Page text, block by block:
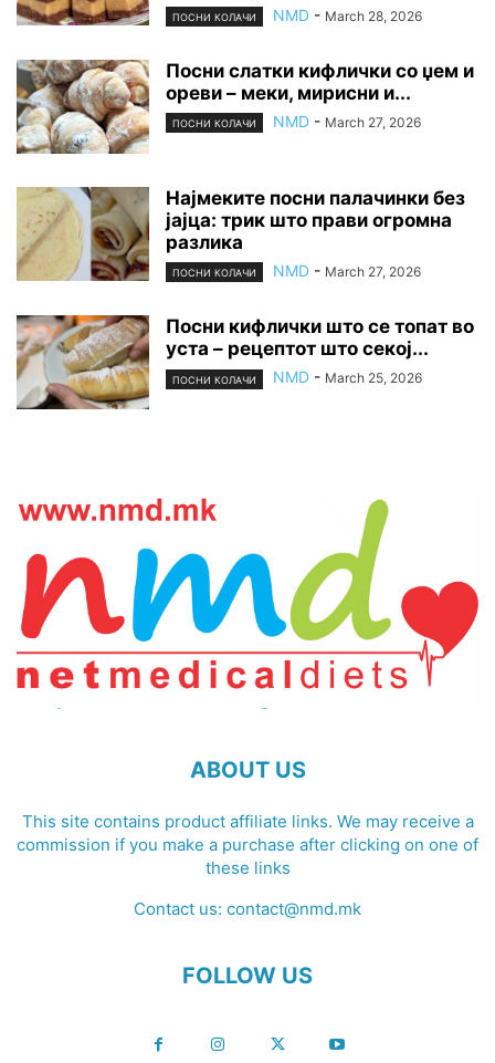
ПОСНИ КОЛАЧИ NMD - March 28, 2026
Посни слатки кифлички со џем и
ореви – меки, мирисни и...
ПОСНИ КОЛАЧИ NMD - March 27, 2026
Најмеките посни палачинки без
јајца: трик што прави огромна
разлика
ПОСНИ КОЛАЧИ NMD - March 27, 2026
Посни кифлички што се топат во
уста – рецептот што секој...
ПОСНИ КОЛАЧИ NMD - March 25, 2026
ABOUT US
This site contains product affiliate links. We may receive a
commission if you make a purchase after clicking on one of
these links
Contact us: contact@nmd.mk
FOLLOW US